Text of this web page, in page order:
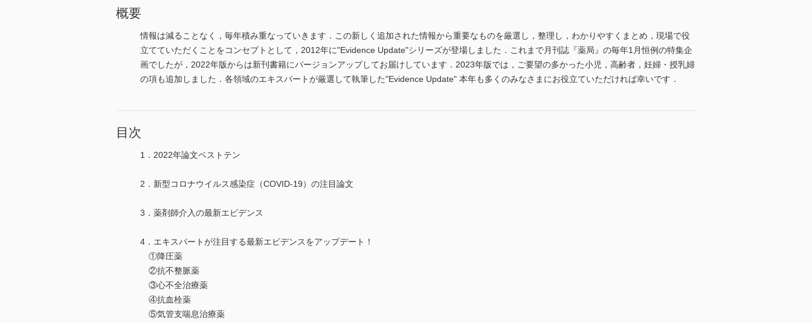
概要
情報は減ることなく，毎年積み重なっていきます．この新しく追加された情報から重要なものを厳選し，整理し，わかりやすくまとめ，現場で役
立てていただくことをコンセプトとして，2012年に"Evidence Update"シリーズが登場しました．これまで月刊誌『薬局』の毎年1月恒例の特集企
画でしたが，2022年版からは新刊書籍にバージョンアップしてお届けしています．2023年版では，ご要望の多かった小児，高齢者，妊婦・授乳婦
の項も追加しました．各領域のエキスパートが厳選して執筆した"Evidence Update" 本年も多くのみなさまにお役立ていただければ幸いです．
目次
1．2022年論文ベストテン
2．新型コロナウイルス感染症（COVID-19）の注目論文
3．薬剤師介入の最新エビデンス
4．エキスパートが注目する最新エビデンスをアップデート！
①降圧薬
②抗不整脈薬
③心不全治療薬
④抗血栓薬
⑤気管支喘息治療薬